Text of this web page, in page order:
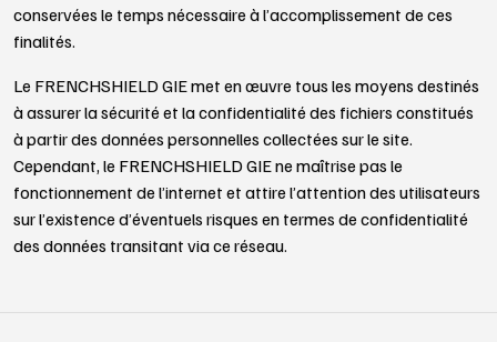
conservées le temps nécessaire à l’accomplissement de ces
finalités.
Le FRENCHSHIELD GIE met en œuvre tous les moyens destinés
à assurer la sécurité et la confidentialité des fichiers constitués
à partir des données personnelles collectées sur le site.
Cependant, le FRENCHSHIELD GIE ne maîtrise pas le
fonctionnement de l’internet et attire l’attention des utilisateurs
sur l’existence d’éventuels risques en termes de confidentialité
des données transitant via ce réseau.